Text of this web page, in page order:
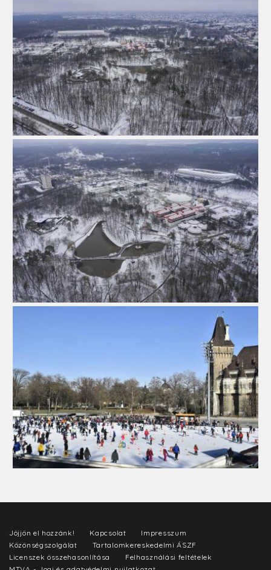
Jöjjön el hozzánk! Kapcsolat
Impresszum
Közönségszolgálat
Tartalomkereskedelmi ÁSZF
Licenszek összehasonlítása
Felhasználási feltételek